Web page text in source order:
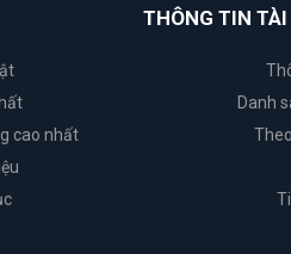
cao nhất
THÔNG TIN
Danh